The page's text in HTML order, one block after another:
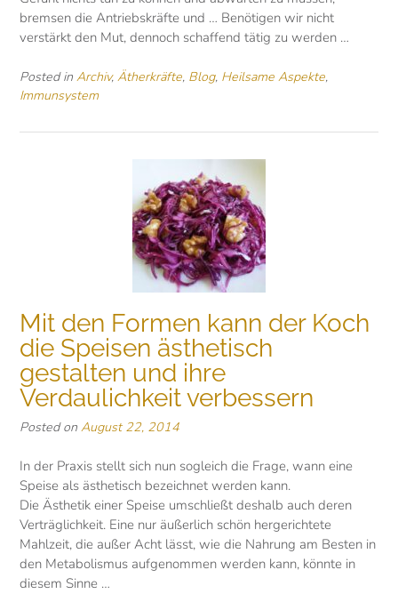
bremsen die Antriebskräfte und … Benötigen wir nicht
verstärkt den Mut, dennoch schaffend tätig zu werden …
Posted in Archiv, Ätherkräfte, Blog, Heilsame Aspekte,
Immunsystem
Mit den Formen kann der Koch
die Speisen ästhetisch
gestalten und ihre
Verdaulichkeit verbessern
Posted on August 22, 2014
In der Praxis stellt sich nun sogleich die Frage, wann eine
Speise als ästhetisch bezeichnet werden kann.
Die Ästhetik einer Speise umschließt deshalb auch deren
Verträglichkeit. Eine nur äußerlich schön hergerichtete
Mahlzeit, die außer Acht lässt, wie die Nahrung am Besten in
den Metabolismus aufgenommen werden kann, könnte in
diesem Sinne …